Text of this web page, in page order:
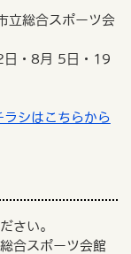
立総合スポーツ会
日・8月 5日・19
シはこちらから
さい。
合スポーツ会館